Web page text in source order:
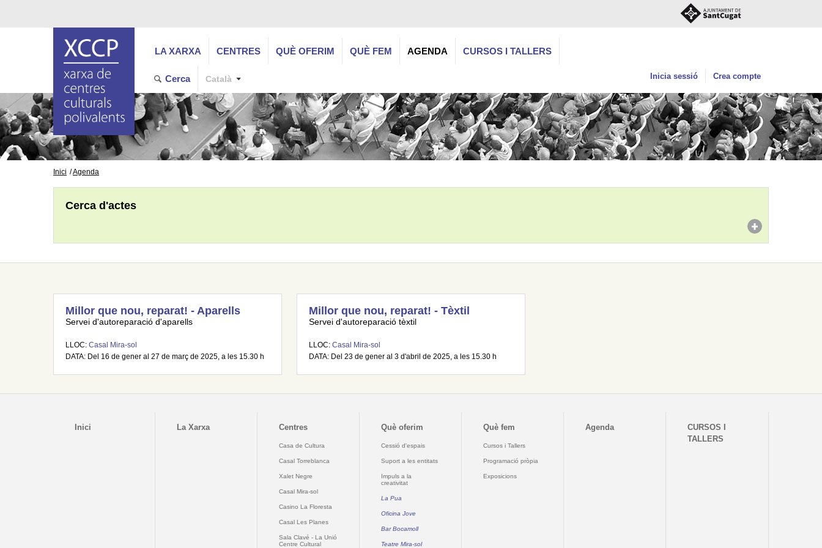
LA XARXA CENTRES QUÈ OFERIM QUÈ FEM AGENDA CURSOS I TALLERS
Cerca Català Inicia sessió Crea compte
Inici Agenda
Cerca d'actes
Millor que nou, reparat! - Aparells
Servei d'autoreparació d'aparells
LLOC: Casal Mira-sol
DATA: Del 16 de gener al 27 de març de 2025, a les 15.30 h
Millor que nou, reparat! - Tèxtil
Servei d'autoreparació tèxtil
LLOC: Casal Mira-sol
DATA: Del 23 de gener al 3 d'abril de 2025, a les 15.30 h
Inici La Xarxa Centres
Casa de Cultura
Casal Torreblanca
Xalet Negre
Casal Mira-sol
Casino La Floresta
Casal Les Planes
Sala Clavé - La Unió
Centre Cultural
Què oferim
Cessió d'espais
Suport a les entitats
Impuls a la
creativitat
La Pua
Oficina Jove
Bar Bocamoll
Teatre Mira-sol
Què fem
Cursos i Tallers
Programació pròpia
Exposicions
Agenda
CURSOS I
TALLERS